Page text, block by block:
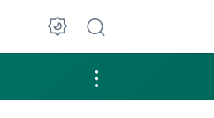
Dark Mode